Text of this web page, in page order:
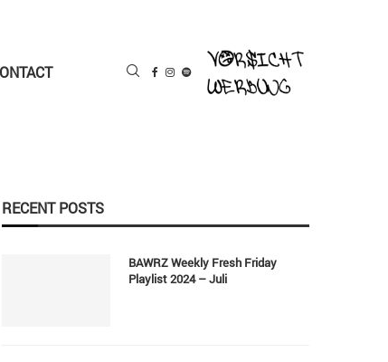
RECENT POSTS
BAWRZ Weekly Fresh Friday
Playlist 2024 – Juli